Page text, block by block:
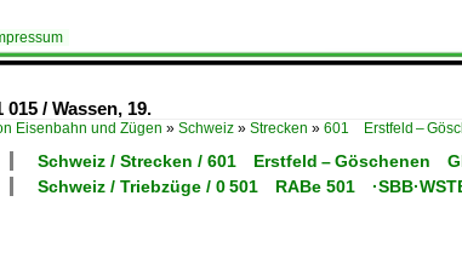
/ Wassen, 19.
Eisenbahn und Zügen » Schweiz » Strecken » 601 Erstfeld –
Schweiz / Strecken / 601 Erstfeld – Göschenen
Schweiz / Triebzüge / 0 501 RABe 501